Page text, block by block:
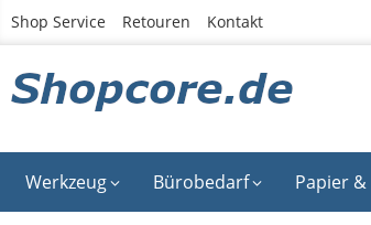
Zum
Shop Service Retouren Kontakt
Werkzeug Bürobedarf Papier